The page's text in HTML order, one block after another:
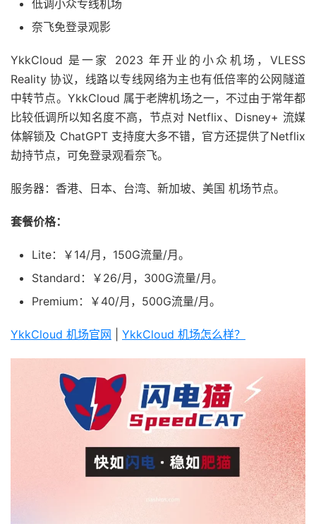
低调小众专线机场
奈飞免登录观影
YkkCloud 是一家 2023 年开业的小众机场，VLESS
Reality 协议，线路以专线网络为主也有低倍率的公网隧道
中转节点。YkkCloud 属于老牌机场之一，不过由于常年都
比较低调所以知名度不高，节点对 Netflix、Disney+ 流媒
体解锁及 ChatGPT 支持度大多不错，官方还提供了Netflix
劫持节点，可免登录观看奈飞。
服务器：香港、日本、台湾、新加坡、美国 机场节点。
套餐价格：
Lite：￥14/月，150G流量/月。
Standard：￥26/月，300G流量/月。
Premium：￥40/月，500G流量/月。
YkkCloud 机场官网 YkkCloud 机场怎么样？